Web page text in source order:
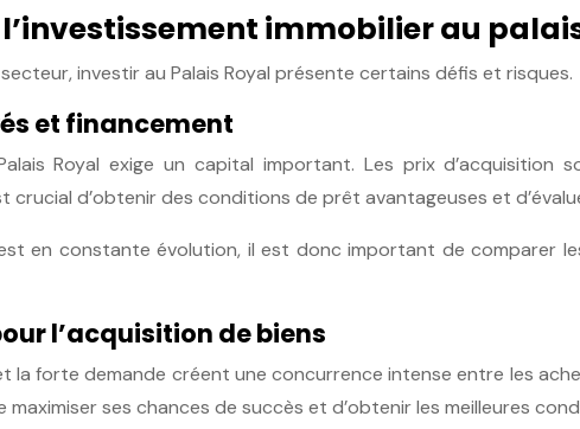
l’investissement immobilier au
investir au Palais Royal présente certains défis et risques.
et financement
Royal exige un capital important. Les prix
crucial d’obtenir des conditions de prêt avantageuses et
en constante évolution, il est donc important de comparer
l’acquisition de biens
la forte demande créent une concurrence intense entre les
maximiser ses chances de succès et d’obtenir les meilleures